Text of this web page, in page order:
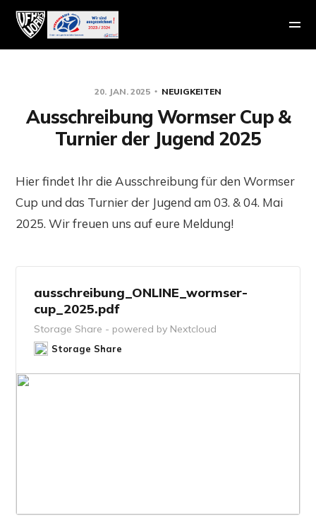
20. JAN. 2025 NEUIGKEITEN
Ausschreibung Wormser Cup &
Turnier der Jugend 2025
Hier findet Ihr die Ausschreibung für den Wormser
Cup und das Turnier der Jugend am 03. & 04. Mai
2025. Wir freuen uns auf eure Meldung!
ausschreibung_ONLINE_wormser-
cup_2025.pdf
Storage Share - powered by Nextcloud
Storage Share